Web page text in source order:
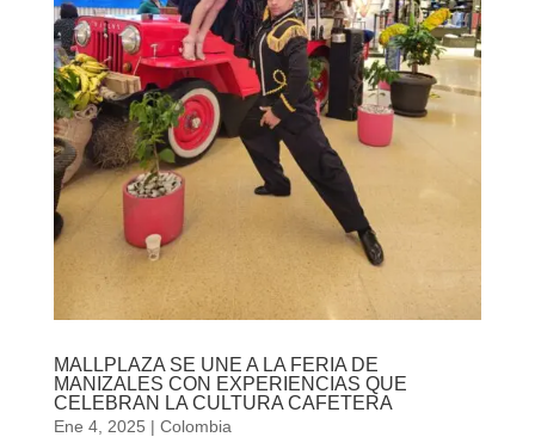
MALLPLAZA SE UNE A LA FERIA DE
MANIZALES CON EXPERIENCIAS QUE
CELEBRAN LA CULTURA CAFETERA
Ene 4, 2025 | Colombia